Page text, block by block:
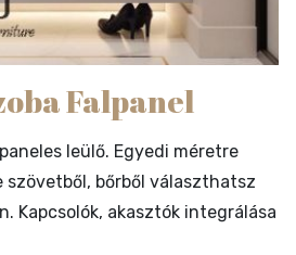
Falpanel
leülő. Egyedi méretre
szövetből, bőrből választhatsz
Kapcsolók, akasztók integrálása